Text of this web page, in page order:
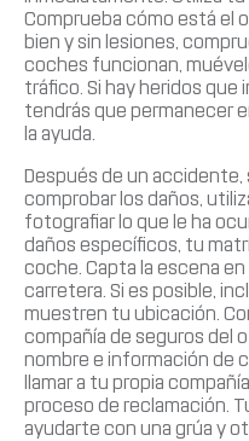
Comprueba cómo está el
bien y sin lesiones,
coches funcionan,
tráfico. Si hay heridos que
tendrás que permanecer
la ayuda.
Después de un
comprobar los daños,
fotografiar lo que le ha
daños específicos, tu
coche. Capta la escena
carretera. Si es posible,
muestren tu ubicación.
compañía de seguros del
nombre e información de
llamar a tu propia
proceso de reclamación.
ayudarte con una grúa y